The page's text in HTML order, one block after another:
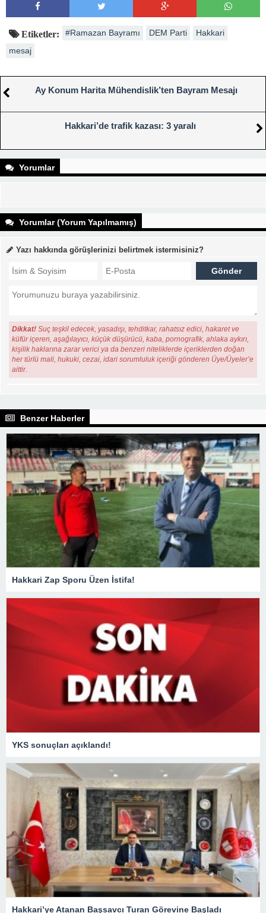
Etiketler: #Ramazan Bayramı DEM Parti
Hakkari
mesaj
Ay Konum Harita Mühendislik’ten Bayram Mesajı
Hakkari’de trafik kazası: 3 yaralı
Yorumlar
Yorumlar (Yorum Yapılmamış)
Yazı hakkında görüşlerinizi belirtmek istermisiniz?
Dikkat! Suç teşkil edecek, yasadışı, tehditkar, rahatsız edici, hakaret ve
küfür içeren, aşağılayıcı, küçük düşürücü, kaba, pornografik, ahlaka aykırı,
kişilik haklarına zarar verici ya da benzeri niteliklerde içeriklerden doğan
her türlü mali, hukuki, cezai, idari sorumluluk içeriği gönderen Üye/Üyeler’e
aittir.
Benzer Haberler
Hakkari Zap Sporu Üzen İstifa!
YKS sonuçları açıklandı!
Hakkari’ye Atanan Başsavcı Turan Görevine Başladı